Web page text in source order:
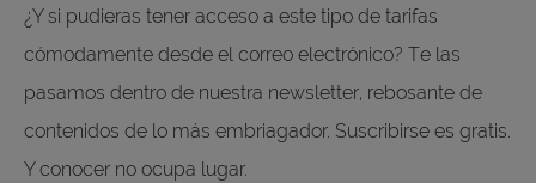
¿Y si pudieras tener acceso a este tipo de tarifas
cómodamente desde el correo electrónico? Te las
pasamos dentro de nuestra newsletter, rebosante de
contenidos de lo más embriagador. Suscribirse es gratis.
Y conocer no ocupa lugar.